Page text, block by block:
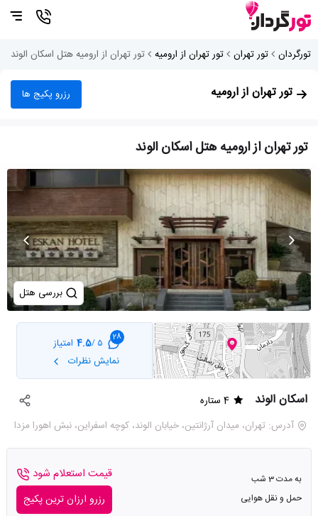
تورگردان تور تهران تور تهران از ارومیه تور تهران از ارومیه هتل اسکان الوند
تور تهران از ارومیه رزرو پکیج ها
تور تهران از ارومیه هتل اسکان الوند
بررسی هتل
28
5 /
4.5 امتیاز
نمایش نظرات
اسکان الوند
4 ستاره
آدرس: تهران، میدان آرژانتین، خیابان الوند، کوچه اسفراین، نبش اهورا مزدا
به مدت 3 شب
حمل و نقل هوایی
قیمت استعلام شود
رزرو ارزان ترین پکیج